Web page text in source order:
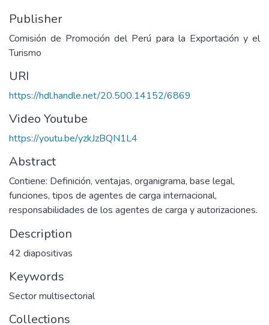
Publisher
Comisión de Promoción del Perú para la Exportación y el
Turismo
URI
https://hdl.handle.net/20.500.14152/6869
Video Youtube
https://youtu.be/yzkJzBQN1L4
Abstract
Contiene: Definición, ventajas, organigrama, base legal,
funciones, tipos de agentes de carga internacional,
responsabilidades de los agentes de carga y autorizaciones.
Description
42 diapositivas
Keywords
Sector multisectorial
Collections